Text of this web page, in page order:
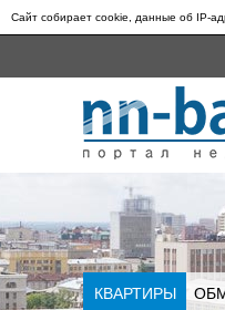
Сайт собирает cookie, данные об IP-
КВАРТИРЫ